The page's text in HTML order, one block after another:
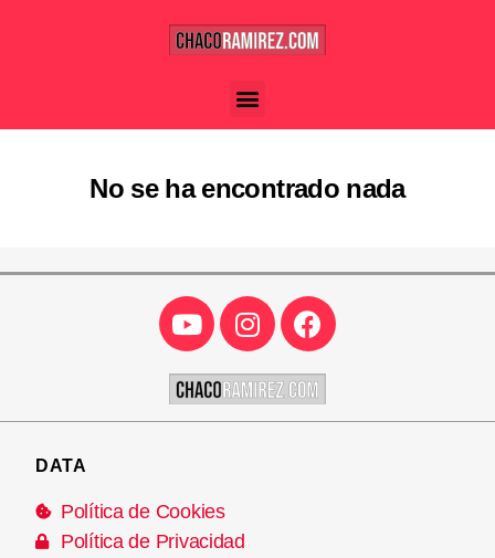
No se ha encontrado nada
DATA
Política de Cookies
Política de Privacidad